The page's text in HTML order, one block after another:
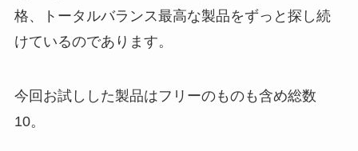
格、トータルバランス最高な製品をずっと探し続
けているのであります。
今回お試しした製品はフリーのものも含め総数
10。